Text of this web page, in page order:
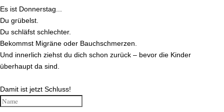
Es ist Donnerstag...
Du grübelst.
Du schläfst schlechter.
Bekommst Migräne oder Bauchschmerzen.
Und innerlich ziehst du dich schon zurück – bevor die Kinder
überhaupt da sind.
Damit ist jetzt Schluss!